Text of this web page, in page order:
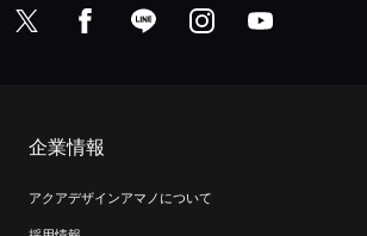
企業情報
アクアデザインアマノについて